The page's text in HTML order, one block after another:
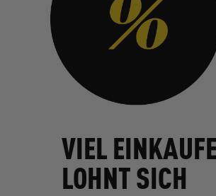
VIEL
LOHNT SICH